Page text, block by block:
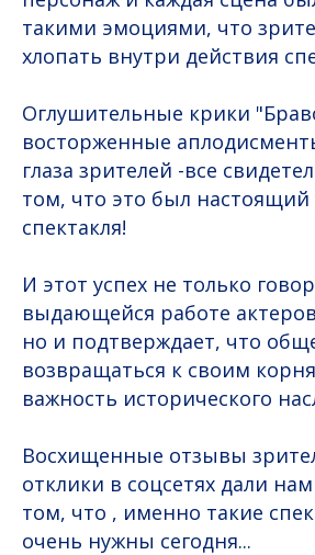
такими эмоциями, что
хлопать внутри действия
Оглушительные крики
восторженные
глаза зрителей -все
том, что это был настоящий
спектакля!
И этот успех не только
выдающейся работе
но и подтверждает, что
возвращаться к своим
важность исторического
Восхищенные отзывы
отклики в соцсетях дали
том, что , именно такие
очень нужны сегодня...